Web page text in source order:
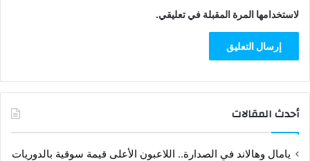
لاستخدامها المرة المقبلة في تعليقي.
أحدث المقالات
يامال وهالاند في الصدارة.. اللاعبون الأعلى قيمة سوقية بالدوريات